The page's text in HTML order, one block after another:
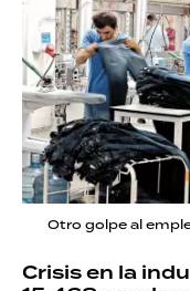
Otro golpe al
Crisis en la